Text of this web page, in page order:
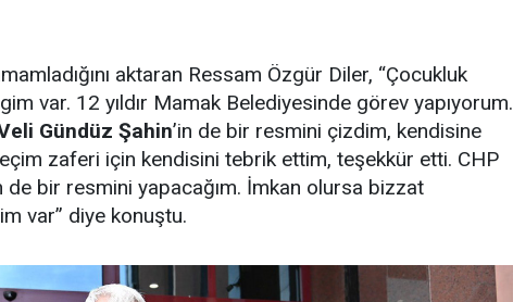
aktaran Ressam Özgür Diler, “Çocukluk
var. 12 yıldır Mamak Belediyesinde görev yapıyorum.
Gündüz Şahin’in de bir resmini çizdim, kendisine
zaferi için kendisini tebrik ettim, teşekkür etti. CHP
de bir resmini yapacağım. İmkan olursa bizzat
var” diye konuştu.